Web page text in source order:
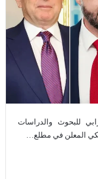
للبحوث والدراسات
المعلن في مطلع…